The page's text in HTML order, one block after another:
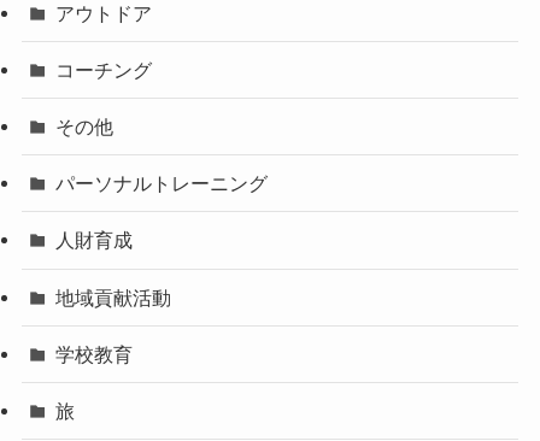
アウトドア
コーチング
その他
パーソナルトレーニング
人財育成
地域貢献活動
学校教育
旅